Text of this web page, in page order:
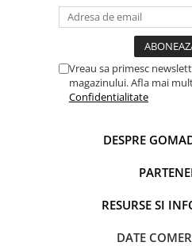
Vreau sa primesc
magazinului. Afla mai
Confidentialitate
DESPRE
RESURSE SI
DATE